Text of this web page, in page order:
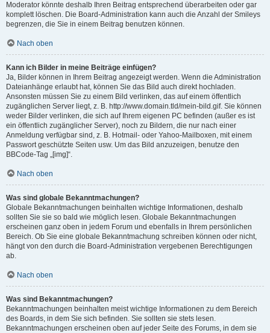
Moderator könnte deshalb Ihren Beitrag entsprechend überarbeiten oder gar
komplett löschen. Die Board-Administration kann auch die Anzahl der Smileys
begrenzen, die Sie in einem Beitrag benutzen können.
Nach oben
Kann ich Bilder in meine Beiträge einfügen?
Ja, Bilder können in Ihrem Beitrag angezeigt werden. Wenn die Administration
Dateianhänge erlaubt hat, können Sie das Bild auch direkt hochladen.
Ansonsten müssen Sie zu einem Bild verlinken, das auf einem öffentlich
zugänglichen Server liegt, z. B. http://www.domain.tld/mein-bild.gif. Sie können
weder Bilder verlinken, die sich auf Ihrem eigenen PC befinden (außer es ist
ein öffentlich zugänglicher Server), noch zu Bildern, die nur nach einer
Anmeldung verfügbar sind, z. B. Hotmail- oder Yahoo-Mailboxen, mit einem
Passwort geschützte Seiten usw. Um das Bild anzuzeigen, benutze den
BBCode-Tag „[img]“.
Nach oben
Was sind globale Bekanntmachungen?
Globale Bekanntmachungen beinhalten wichtige Informationen, deshalb
sollten Sie sie so bald wie möglich lesen. Globale Bekanntmachungen
erscheinen ganz oben in jedem Forum und ebenfalls in Ihrem persönlichen
Bereich. Ob Sie eine globale Bekanntmachung schreiben können oder nicht,
hängt von den durch die Board-Administration vergebenen Berechtigungen
ab.
Nach oben
Was sind Bekanntmachungen?
Bekanntmachungen beinhalten meist wichtige Informationen zu dem Bereich
des Boards, in dem Sie sich befinden. Sie sollten sie stets lesen.
Bekanntmachungen erscheinen oben auf jeder Seite des Forums, in dem sie